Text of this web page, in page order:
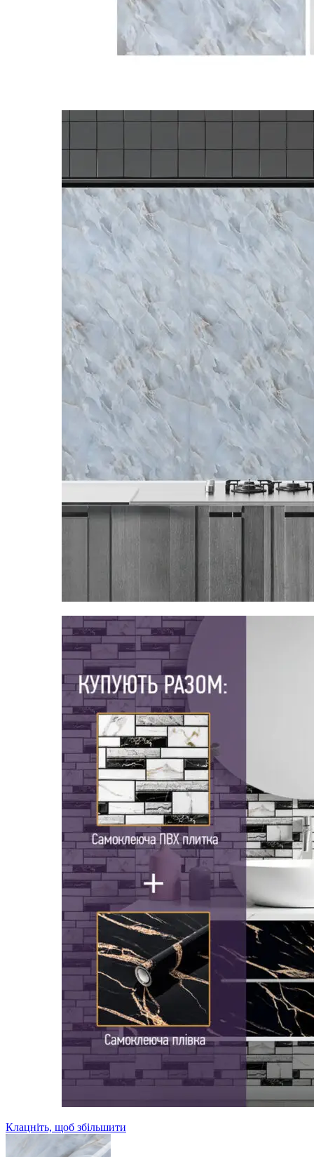
Клацніть, щоб збільшити